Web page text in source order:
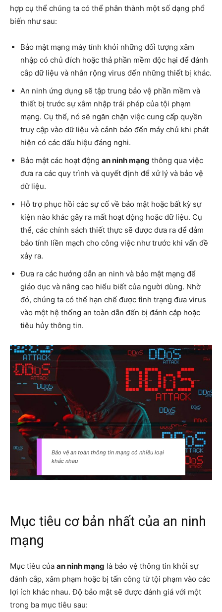
hợp cụ thể chúng ta có thể phân thành một số dạng phổ
biến như sau:
Bảo mật mạng máy tính khỏi những đối tượng xâm
nhập có chủ đích hoặc thả phần mềm độc hại để đánh
cắp dữ liệu và nhân rộng virus đến những thiết bị khác.
An ninh ứng dụng sẽ tập trung bảo vệ phần mềm và
thiết bị trước sự xâm nhập trái phép của tội phạm
mạng. Cụ thể, nó sẽ ngăn chặn việc cung cấp quyền
truy cập vào dữ liệu và cảnh báo đến máy chủ khi phát
hiện có các dấu hiệu đáng nghi.
Bảo mật các hoạt động an ninh mạng thông qua việc
đưa ra các quy trình và quyết định để xử lý và bảo vệ
dữ liệu.
Hỗ trợ phục hồi các sự cố về bảo mật hoặc bất kỳ sự
kiện nào khác gây ra mất hoạt động hoặc dữ liệu. Cụ
thể, các chính sách thiết thực sẽ được đưa ra để đảm
bảo tính liền mạch cho công việc như trước khi vấn đề
xảy ra.
Đưa ra các hướng dẫn an ninh và bảo mật mạng để
giáo dục và nâng cao hiểu biết của người dùng. Nhờ
đó, chúng ta có thể hạn chế được tình trạng đưa virus
vào một hệ thống an toàn dẫn đến bị đánh cắp hoặc
tiêu hủy thông tin.
Bảo vệ an toàn thông tin mạng có nhiều loại
khác nhau
Mục tiêu cơ bản nhất của an ninh
mạng
Mục tiêu của an ninh mạng là bảo vệ thông tin khỏi sự
đánh cắp, xâm phạm hoặc bị tấn công từ tội phạm vào các
lợi ích khác nhau. Độ bảo mật sẽ được đánh giá với một
trong ba mục tiêu sau: